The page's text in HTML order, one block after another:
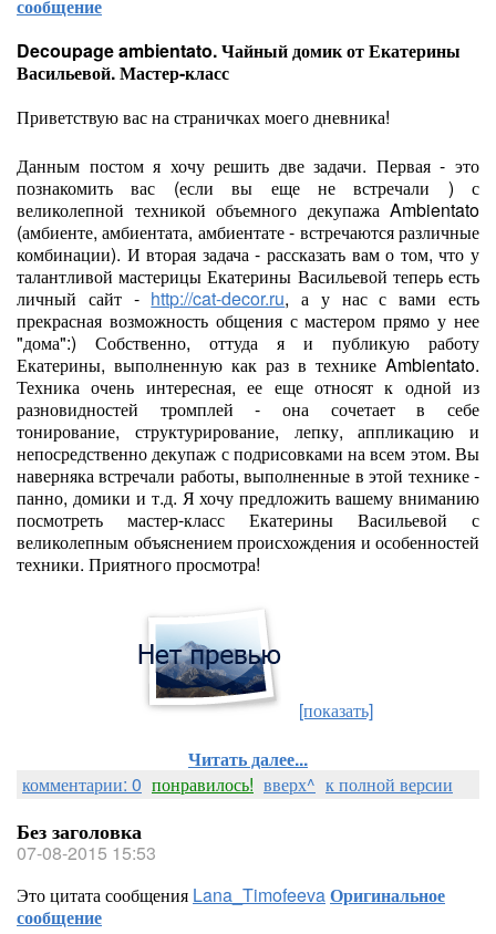
сообщение
Decoupage ambientato. Чайный домик от Екатерины
Васильевой. Мастер-класс
Приветствую вас на страничках моего дневника!
Данным постом я хочу решить две задачи. Первая - это
познакомить вас (если вы еще не встречали ) с
великолепной техникой объемного декупажа Ambientato
(амбиенте, амбиентата, амбиентате - встречаются различные
комбинации). И вторая задача - рассказать вам о том, что у
талантливой мастерицы Екатерины Васильевой теперь есть
личный сайт - http://cat-decor.ru, а у нас с вами есть
прекрасная возможность общения с мастером прямо у нее
"дома":) Собственно, оттуда я и публикую работу
Екатерины, выполненную как раз в технике Ambientato.
Техника очень интересная, ее еще относят к одной из
разновидностей тромплей - она сочетает в себе
тонирование, структурирование, лепку, аппликацию и
непосредственно декупаж с подрисовками на всем этом. Вы
наверняка встречали работы, выполненные в этой технике -
панно, домики и т.д. Я хочу предложить вашему вниманию
посмотреть мастер-класс Екатерины Васильевой с
великолепным объяснением происхождения и особенностей
техники. Приятного просмотра!
[показать]
Читать далее...
комментарии: 0 понравилось! вверх^ к полной версии
Без заголовка
07-08-2015 15:53
Это цитата сообщения Lana_TimofeevaОригинальное
сообщение